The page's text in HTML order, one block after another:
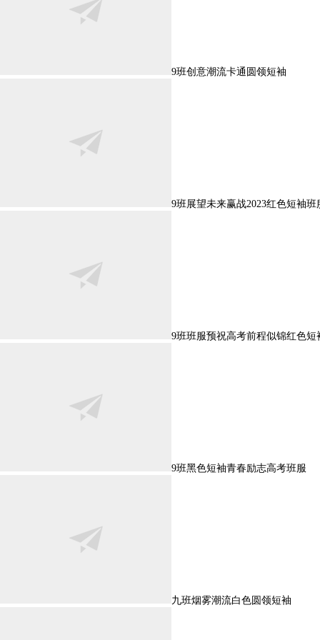
9班创意潮流卡通圆领短袖
9班展望未来赢战2023红色短袖班
9班班服预祝高考前程似锦红色短
9班黑色短袖青春励志高考班服
九班烟雾潮流白色圆领短袖